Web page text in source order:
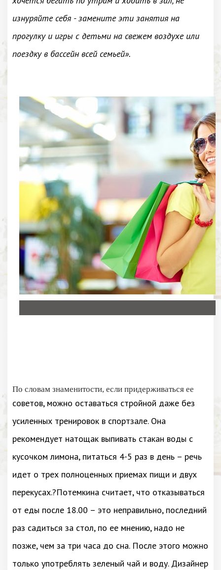
изнуряйте себя - замените эти занятия на
прогулку и игры с детьми на свежем воздухе или
поездку в бассейн всей семьей».
По словам знаменитости, если придерживаться ее
советов, можно оставаться стройной даже без
усиленных тренировок в спортзале. Она
рекомендует натощак выпивать стакан воды с
кусочком лимона, питаться 4-5 раз в день – речь
идет о трех полноценных приемах пищи и двух
перекусах.?Потемкина считает, что отказываться
от еды после 18.00 – это неправильно, последний
раз садиться за стол, по ее мнению, надо не
позже, чем за три часа до сна. После этого можно
только употреблять зеленый чай и воду. Дизайнер